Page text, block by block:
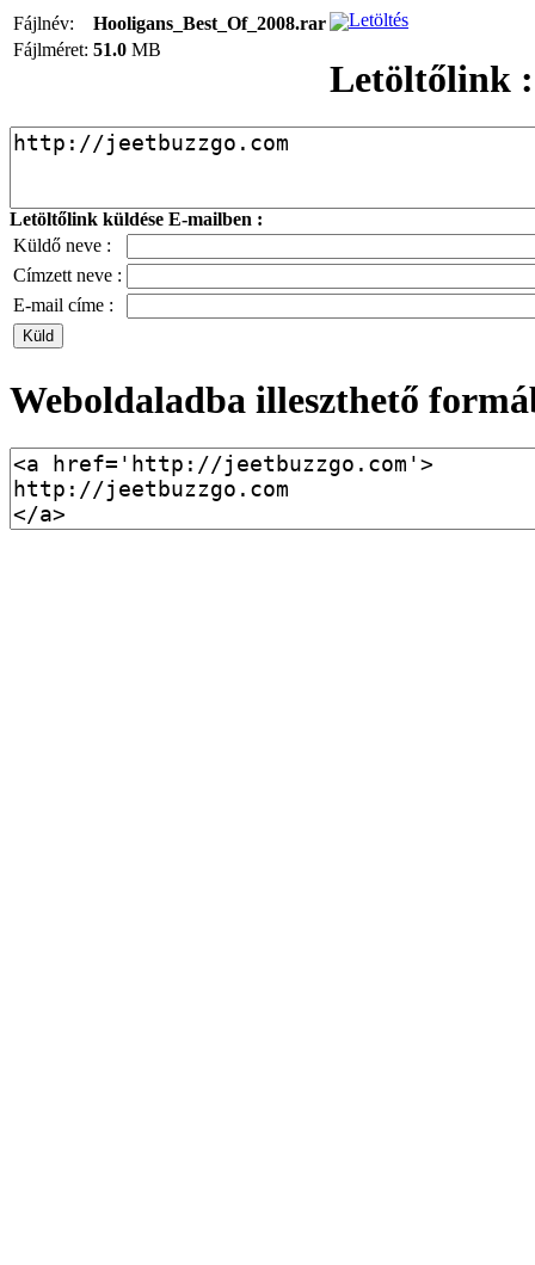
Fájlnév:
Hooligans_Best_Of_2008.rar
Fájlméret: 51.0 MB
Letöltés
Letöltőlink :
Letöltőlink küldése E-mailben :
Küldő neve :
Címzett neve :
E-mail címe :
Weboldaladba illeszthető